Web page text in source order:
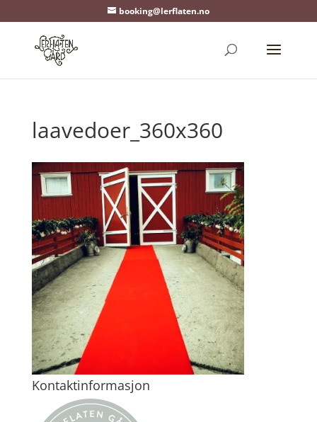
booking@lerflaten.no
laavedoer_360x360
Kontaktinformasjon